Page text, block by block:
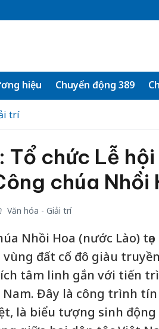
hiệu Chuyển động 389
trí
Tổ chức Lễ
chúa Nhồi
Văn hóa - Giải trí
Nhồi Hoa (nước Lào)
đất cố đô giàu
tâm linh gắn với tiến
Nam. Đây là công trình
là biểu tượng sinh